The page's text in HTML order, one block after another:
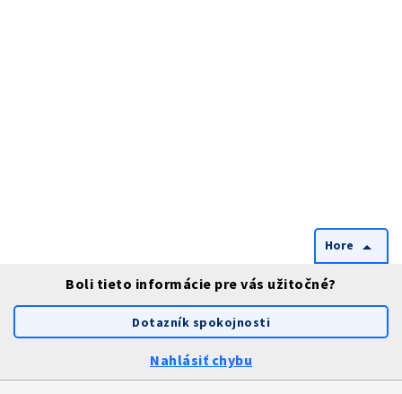
Hore arrow_drop_up
Boli tieto informácie pre vás užitočné?
Dotazník spokojnosti
Nahlásiť chybu